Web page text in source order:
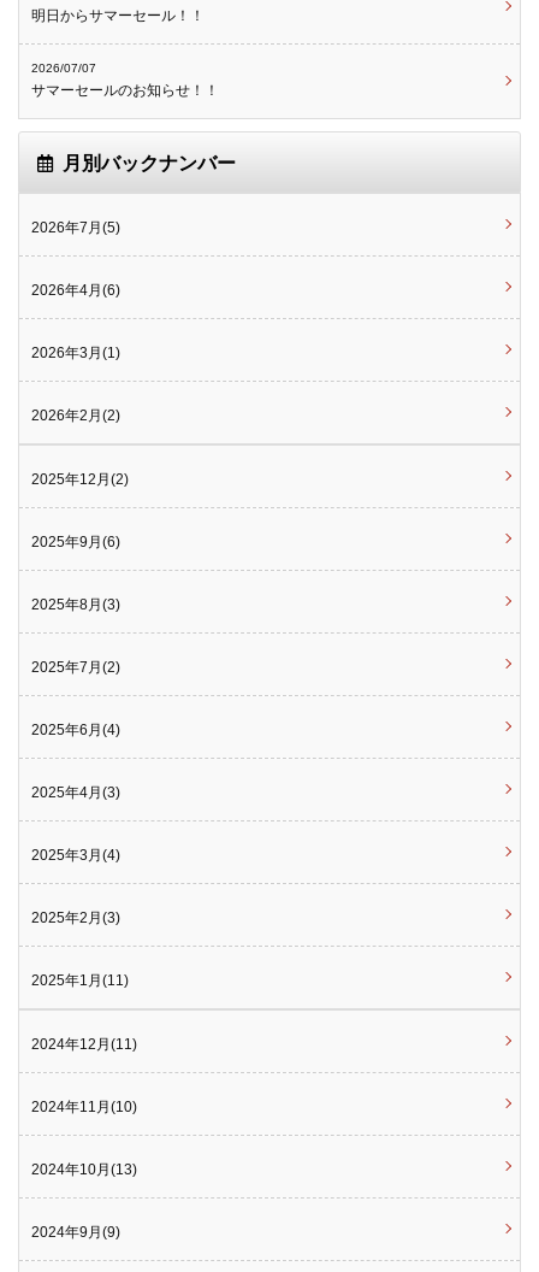
明日からサマーセール！！
2026/07/07
サマーセールのお知らせ！！
月別バックナンバー
2026年7月(5)
2026年4月(6)
2026年3月(1)
2026年2月(2)
2025年12月(2)
2025年9月(6)
2025年8月(3)
2025年7月(2)
2025年6月(4)
2025年4月(3)
2025年3月(4)
2025年2月(3)
2025年1月(11)
2024年12月(11)
2024年11月(10)
2024年10月(13)
2024年9月(9)